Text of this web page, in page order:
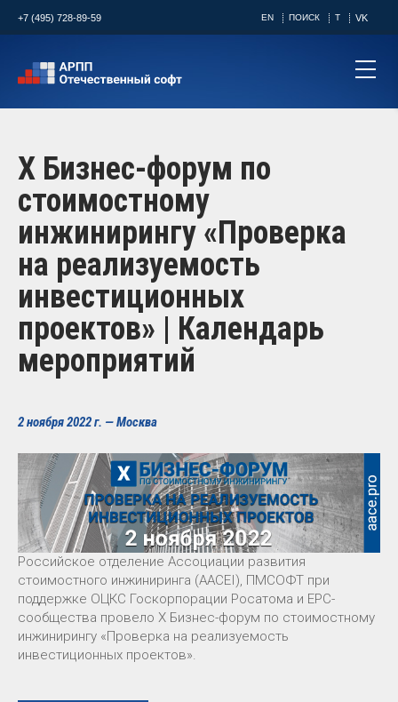
+7 (495) 728-89-59 EN ПОИСК T VK
X Бизнес-форум по
стоимостному
инжинирингу «Проверка
на реализуемость
инвестиционных
проектов» | Календарь
мероприятий
2 ноября 2022 г. — Москва
Российское отделение Ассоциации развития
стоимостного инжиниринга (AACEI), ПМСОФТ при
поддержке ОЦКС Госкорпорации Росатома и EPC-
сообщества провело X Бизнес-форум по стоимостному
инжинирингу «Проверка на реализуемость
инвестиционных проектов».